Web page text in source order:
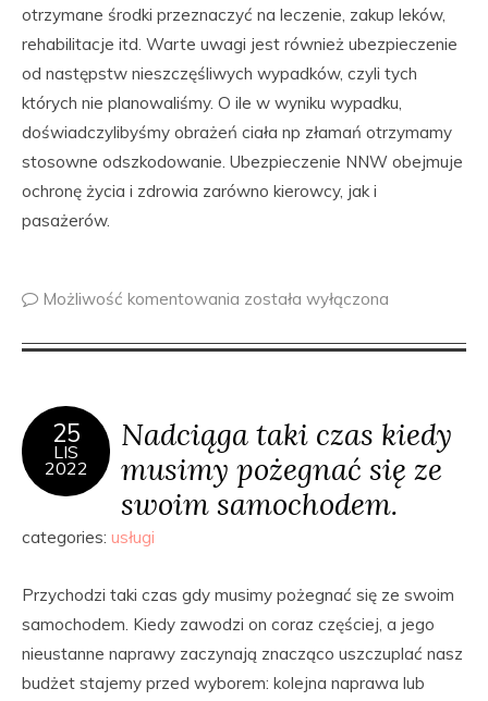
otrzymane środki przeznaczyć na leczenie, zakup leków,
rehabilitacje itd. Warte uwagi jest również ubezpieczenie
od następstw nieszczęśliwych wypadków, czyli tych
których nie planowaliśmy. O ile w wyniku wypadku,
doświadczylibyśmy obrażeń ciała np złamań otrzymamy
stosowne odszkodowanie. Ubezpieczenie NNW obejmuje
ochronę życia i zdrowia zarówno kierowcy, jak i
pasażerów.
Możliwość komentowania została wyłączona
25
LIS
2022
Nadciąga taki czas kiedy
musimy pożegnać się ze
swoim samochodem.
categories: usługi
Przychodzi taki czas gdy musimy pożegnać się ze swoim
samochodem. Kiedy zawodzi on coraz częściej, a jego
nieustanne naprawy zaczynają znacząco uszczuplać nasz
budżet stajemy przed wyborem: kolejna naprawa lub